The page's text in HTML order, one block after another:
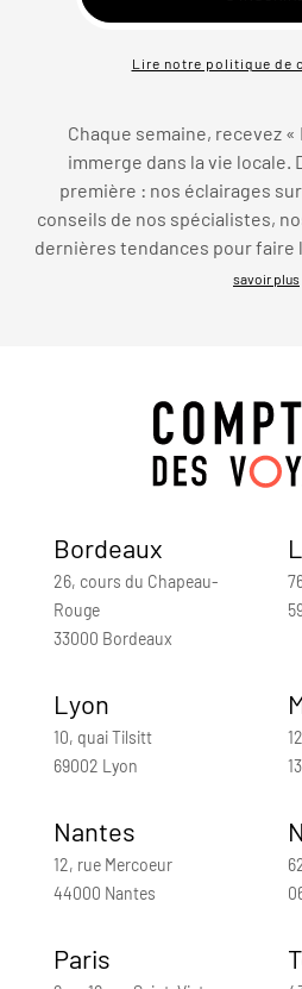
Lire notre politique de
Chaque semaine, recevez
immerge dans la vie locale.
première : nos éclairages
conseils de nos spécialistes,
dernières tendances pour faire
savoir plus
Bordeaux
26, cours du Chapeau-
Rouge
33000 Bordeaux
Lyon
10, quai Tilsitt
69002 Lyon
Nantes
12, rue Mercoeur
44000 Nantes
Paris